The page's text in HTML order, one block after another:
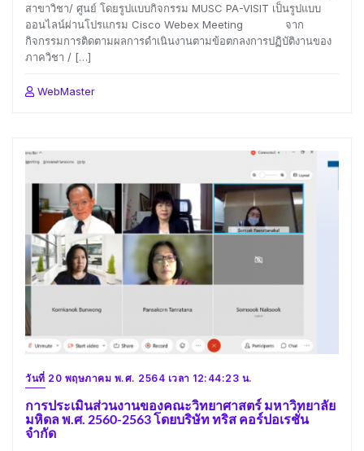
สาขาวิชา/ ศูนย์ โดยรูปแบบกิจกรรม MUSC PA-VISIT เป็นรูปแบบ
ออนไลน์ผ่านโปรแกรม Cisco Webex Meeting จาก
กิจกรรมการติดตามผลการดำเนินงานตามข้อตกลงการปฏิบัติงานของ
ภาควิชา / […]
WebMaster
วันที่ 20 พฤษภาคม พ.ศ. 2564 เวลา 12:44:23 น.
การประเมินส่วนงานของคณะวิทยาศาสตร์ มหาวิทยาลัย
มหิดล พ.ศ. 2560-2563 โดยบริษัท ทริส คอร์ปอเรชั่น
จำกัด